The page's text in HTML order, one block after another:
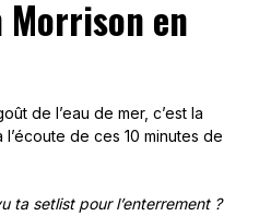
Morrison en
de l’eau de mer, c’est la
de ces 10 minutes de
ta setlist pour l’enterrement ?